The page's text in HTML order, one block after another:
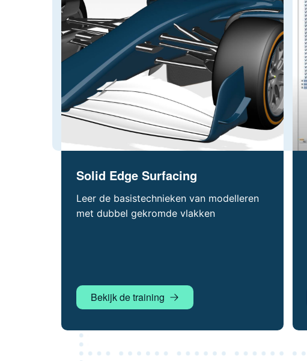
Solid Edge Surfacing
Leer de basistechnieken van modelleren
met dubbel gekromde vlakken
Bekijk de training